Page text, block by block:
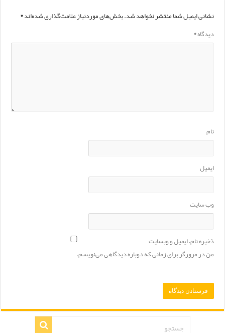
نشانی ایمیل شما منتشر نخواهد شد.بخش‌های موردنیاز علامت‌گذاری شده‌اند*
دیدگاه*
نام
ایمیل
وب‌ سایت
ذخیره نام، ایمیل و وبسایت
من در مرورگر برای زمانی که دوباره دیدگاهی می‌نویسم.